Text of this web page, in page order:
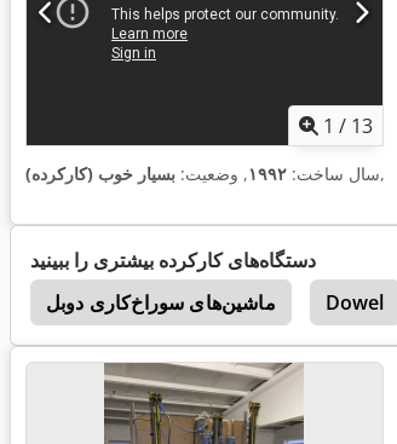
1 / 13
سال ساخت: ۱۹۹۲, وضعیت: بسیار خوب (کارکرده) ,
دستگاه‌های کارکرده بیشتری را ببینید
ماشین‌های سوراخ‌کاری دوبل
Dowel